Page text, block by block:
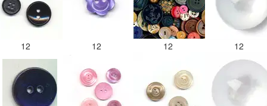
12 12 12 12